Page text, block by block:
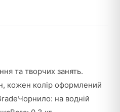
та творчих занять.
кожен колір оформлений
на водній